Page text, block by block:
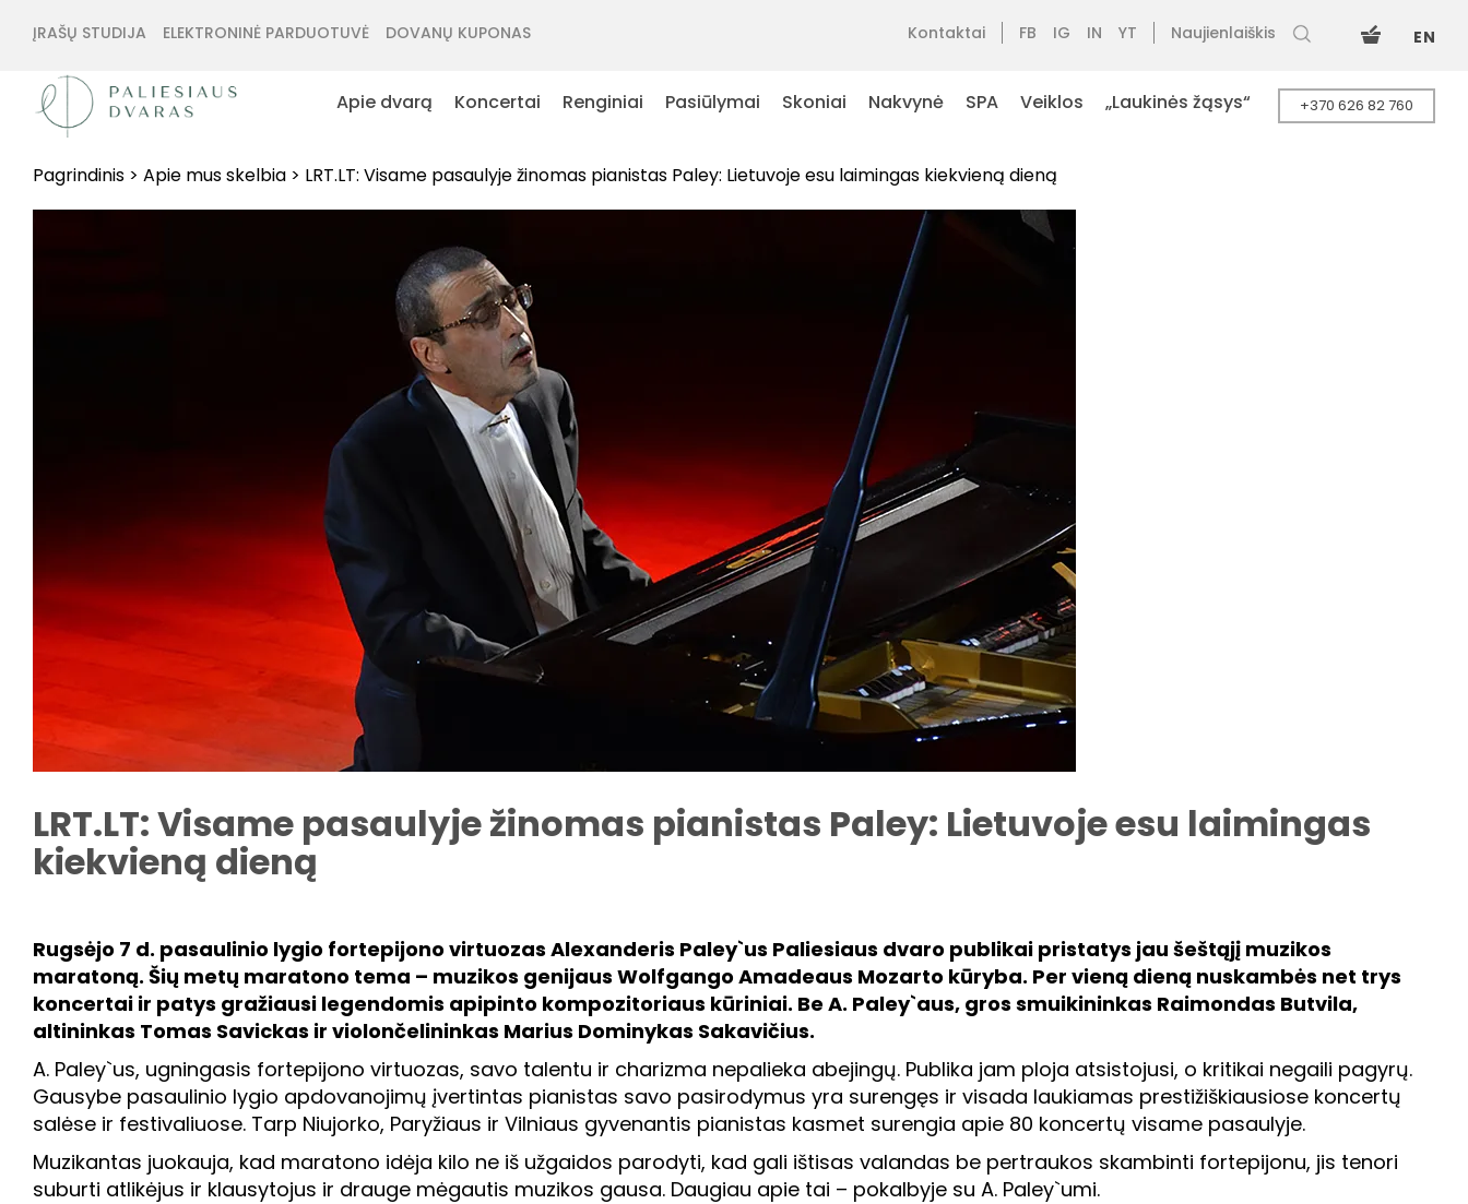
ĮRAŠŲ STUDIJA ELEKTRONINĖ PARDUOTUVĖ DOVANŲ KUPONAS Kontaktai FB IG IN YT Naujienlaiškis EN
Apie dvarą Koncertai Renginiai Pasiūlymai Skoniai Nakvynė SPA Veiklos „Laukinės žąsys“ +370 626 82 760
Pagrindinis > Apie mus skelbia > LRT.LT: Visame pasaulyje žinomas pianistas Paley: Lietuvoje esu laimingas kiekvieną dieną
LRT.LT: Visame pasaulyje žinomas pianistas Paley: Lietuvoje esu laimingas
kiekvieną dieną
Rugsėjo 7 d. pasaulinio lygio fortepijono virtuozas Alexanderis Paley`us Paliesiaus dvaro publikai pristatys jau šeštąjį muzikos
maratoną. Šių metų maratono tema – muzikos genijaus Wolfgango Amadeaus Mozarto kūryba. Per vieną dieną nuskambės net trys
koncertai ir patys gražiausi legendomis apipinto kompozitoriaus kūriniai. Be A. Paley`aus, gros smuikininkas Raimondas Butvila,
altininkas Tomas Savickas ir violončelininkas Marius Dominykas Sakavičius.
A. Paley`us, ugningasis fortepijono virtuozas, savo talentu ir charizma nepalieka abejingų. Publika jam ploja atsistojusi, o kritikai negaili pagyrų.
Gausybe pasaulinio lygio apdovanojimų įvertintas pianistas savo pasirodymus yra surengęs ir visada laukiamas prestižiškiausiose koncertų
salėse ir festivaliuose. Tarp Niujorko, Paryžiaus ir Vilniaus gyvenantis pianistas kasmet surengia apie 80 koncertų visame pasaulyje.
Muzikantas juokauja, kad maratono idėja kilo ne iš užgaidos parodyti, kad gali ištisas valandas be pertraukos skambinti fortepijonu, jis tenori
suburti atlikėjus ir klausytojus ir drauge mėgautis muzikos gausa. Daugiau apie tai – pokalbyje su A. Paley`umi.